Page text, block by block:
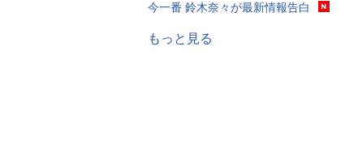
今一番 鈴木奈々が最新情報告白
もっと見る